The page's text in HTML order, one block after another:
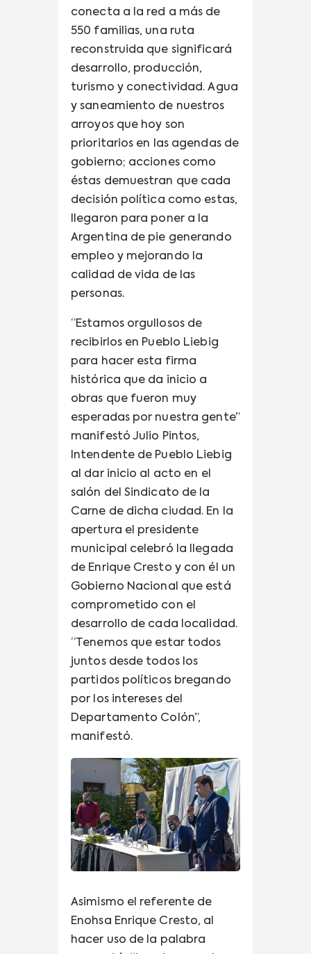
conecta a la red a más de
550 familias, una ruta
reconstruida que significará
desarrollo, producción,
turismo y conectividad. Agua
y saneamiento de nuestros
arroyos que hoy son
prioritarios en las agendas de
gobierno; acciones como
éstas demuestran que cada
decisión política como estas,
llegaron para poner a la
Argentina de pie generando
empleo y mejorando la
calidad de vida de las
personas.
“Estamos orgullosos de
recibirlos en Pueblo Liebig
para hacer esta firma
histórica que da inicio a
obras que fueron muy
esperadas por nuestra gente”
manifestó Julio Pintos,
Intendente de Pueblo Liebig
al dar inicio al acto en el
salón del Sindicato de la
Carne de dicha ciudad. En la
apertura el presidente
municipal celebró la llegada
de Enrique Cresto y con él un
Gobierno Nacional que está
comprometido con el
desarrollo de cada localidad.
“Tenemos que estar todos
juntos desde todos los
partidos políticos bregando
por los intereses del
Departamento Colón”,
manifestó.
Asimismo el referente de
Enohsa Enrique Cresto, al
hacer uso de la palabra